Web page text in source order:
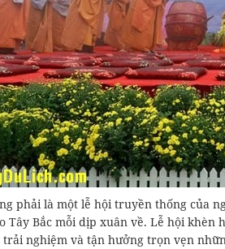
phải là một lễ hội truyền thống của
Tây Bắc mỗi dịp xuân về. Lễ hội khèn
trải nghiệm và tận hưởng trọn vẹn